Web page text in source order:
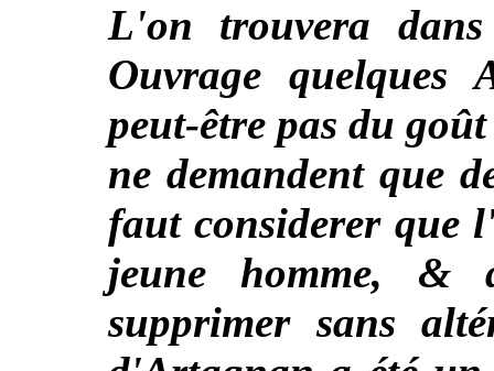
L'on trouvera
Ouvrage quelques
peut-être pas du
ne demandent que
faut considerer que
jeune homme, &
supprimer sans